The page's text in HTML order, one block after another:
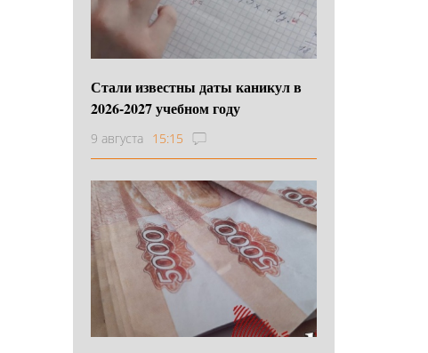
Стали известны даты каникул в
2026-2027 учебном году
9 августа 15:15